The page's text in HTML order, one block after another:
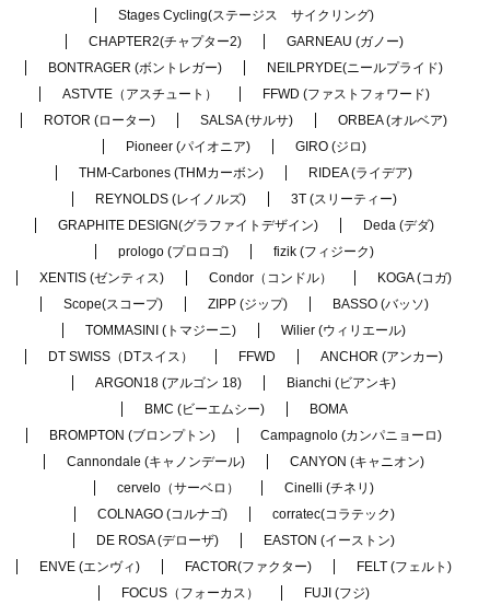
Stages Cycling(ステージス サイクリング)
CHAPTER2(チャプター2)
GARNEAU (ガノー)
BONTRAGER (ボントレガー)
NEILPRYDE(ニールプライド)
ASTVTE（アスチュート）
FFWD (ファストフォワード)
ROTOR (ローター)
SALSA (サルサ)
ORBEA (オルベア)
Pioneer (パイオニア)
GIRO (ジロ)
THM-Carbones (THMカーボン)
RIDEA (ライデア)
REYNOLDS (レイノルズ)
3T (スリーティー)
GRAPHITE DESIGN(グラファイトデザイン)
Deda (デダ)
prologo (プロロゴ)
fizik (フィジーク)
XENTIS (ゼンティス)
Condor（コンドル）
KOGA (コガ)
Scope(スコープ)
ZIPP (ジップ)
BASSO (バッソ)
TOMMASINI (トマジーニ)
Wilier (ウィリエール)
DT SWISS（DTスイス）
FFWD
ANCHOR (アンカー)
ARGON18 (アルゴン 18)
Bianchi (ビアンキ)
BMC (ビーエムシー)
BOMA
BROMPTON (ブロンプトン)
Campagnolo (カンパニョーロ)
Cannondale (キャノンデール)
CANYON (キャニオン)
cervelo（サーベロ）
Cinelli (チネリ)
COLNAGO (コルナゴ)
corratec(コラテック)
DE ROSA (デローザ)
EASTON (イーストン)
ENVE (エンヴィ)
FACTOR(ファクター)
FELT (フェルト)
FOCUS（フォーカス）
FUJI (フジ)